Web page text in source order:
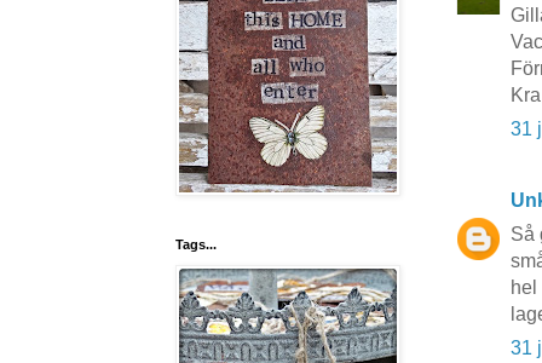
31
Så
hel
31
Tags...